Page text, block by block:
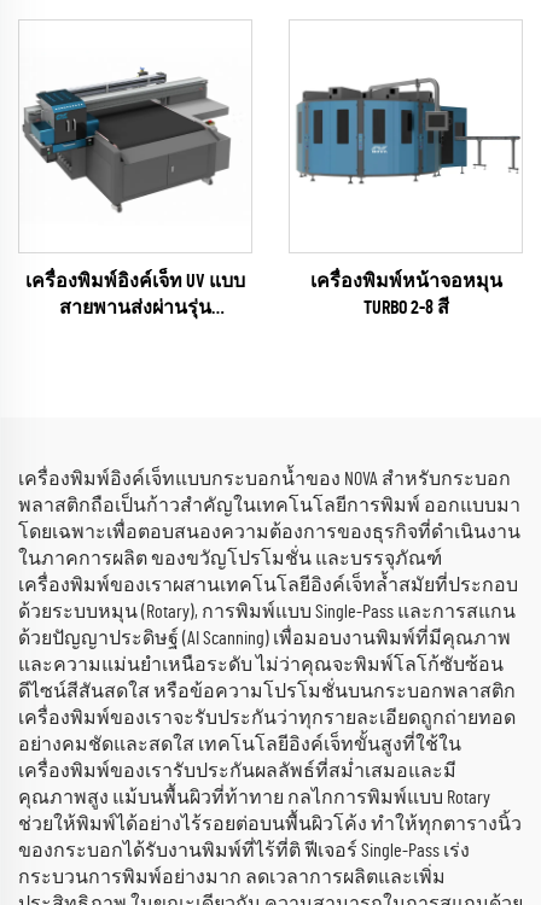
เครื่องพิมพ์อิงค์เจ็ท UV แบบ
สายพานส่งผ่านรุ่น
เครื่องพิมพ์หน้าจอหมุน
TURBO 2-8 สี
เครื่องพิมพ์อิงค์เจ็ทแบบกระบอกน้ำของ NOVA สำหรับกระบอก
พลาสติกถือเป็นก้าวสำคัญในเทคโนโลยีการพิมพ์ ออกแบบมา
โดยเฉพาะเพื่อตอบสนองความต้องการของธุรกิจที่ดำเนินงาน
ในภาคการผลิต ของขวัญโปรโมชั่น และบรรจุภัณฑ์
เครื่องพิมพ์ของเราผสานเทคโนโลยีอิงค์เจ็ทล้ำสมัยที่ประกอบ
ด้วยระบบหมุน (Rotary), การพิมพ์แบบ Single-Pass และการสแกน
ด้วยปัญญาประดิษฐ์ (AI Scanning) เพื่อมอบงานพิมพ์ที่มีคุณภาพ
และความแม่นยำเหนือระดับ ไม่ว่าคุณจะพิมพ์โลโก้ซับซ้อน
ดีไซน์สีสันสดใส หรือข้อความโปรโมชั่นบนกระบอกพลาสติก
เครื่องพิมพ์ของเราจะรับประกันว่าทุกรายละเอียดถูกถ่ายทอด
อย่างคมชัดและสดใส เทคโนโลยีอิงค์เจ็ทขั้นสูงที่ใช้ใน
เครื่องพิมพ์ของเรารับประกันผลลัพธ์ที่สม่ำเสมอและมี
คุณภาพสูง แม้บนพื้นผิวที่ท้าทาย กลไกการพิมพ์แบบ Rotary
ช่วยให้พิมพ์ได้อย่างไร้รอยต่อบนพื้นผิวโค้ง ทำให้ทุกตารางนิ้ว
ของกระบอกได้รับงานพิมพ์ที่ไร้ที่ติ ฟีเจอร์ Single-Pass เร่ง
กระบวนการพิมพ์อย่างมาก ลดเวลาการผลิตและเพิ่ม